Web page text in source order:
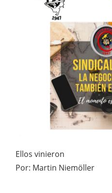
Ellos vinieron
Por: Martin Niemöller